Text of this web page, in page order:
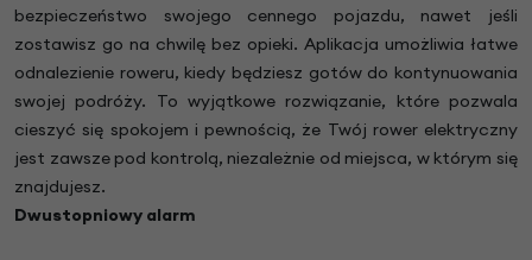
bezpieczeństwo swojego cennego pojazdu, nawet jeśli
zostawisz go na chwilę bez opieki. Aplikacja umożliwia łatwe
odnalezienie roweru, kiedy będziesz gotów do kontynuowania
swojej podróży. To wyjątkowe rozwiązanie, które pozwala
cieszyć się spokojem i pewnością, że Twój rower elektryczny
jest zawsze pod kontrolą, niezależnie od miejsca, w którym się
znajdujesz.
Dwustopniowy alarm